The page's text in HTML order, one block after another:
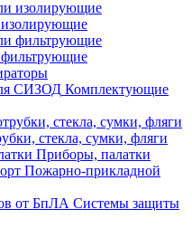
изолирующие
фильтрующие
Комплектующие
стекла, сумки, фляги
Приборы, палатки
Пожарно-прикладной
Системы защиты